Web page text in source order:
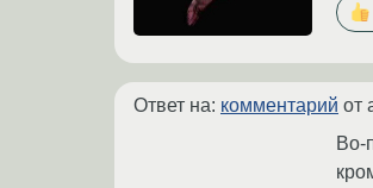
Ответ на: комментарий от
Во-